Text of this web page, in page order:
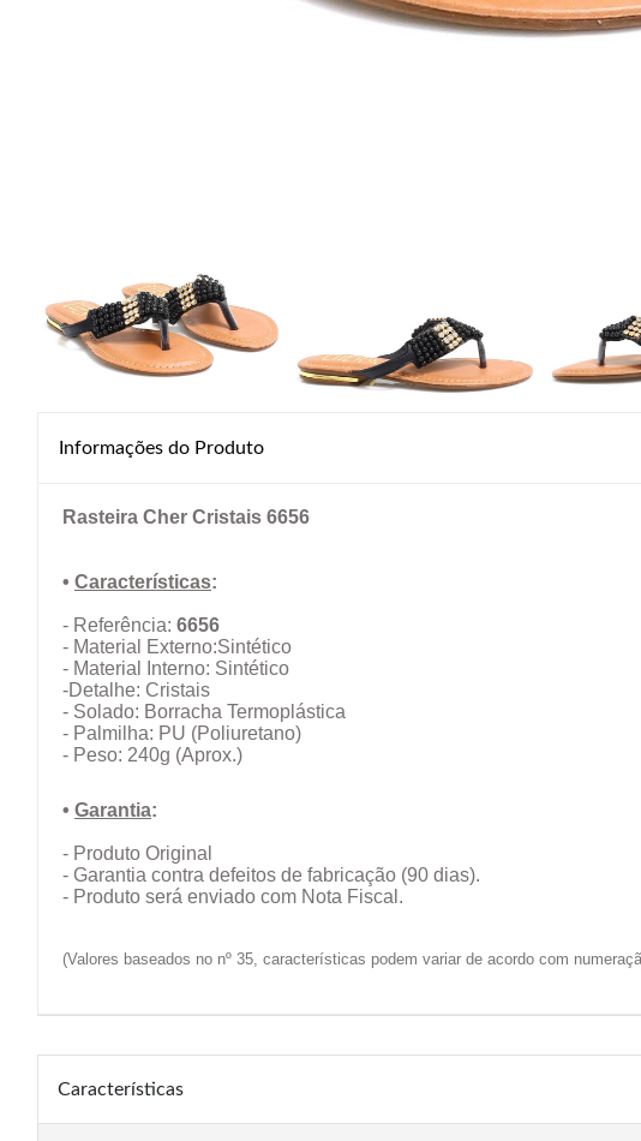
Informações do Produto
Rasteira Cher Cristais 6656
• Características:
- Referência: 6656
- Material Externo:Sintético
- Material Interno: Sintético
-Detalhe: Cristais
- Solado: Borracha Termoplástica
- Palmilha: PU (Poliuretano)
- Peso: 240g (Aprox.)
• Garantia:
- Produto Original
- Garantia contra defeitos de fabricação (90 dias).
- Produto será enviado com Nota Fiscal.
(Valores baseados no nº 35, características podem variar de acordo com
Características